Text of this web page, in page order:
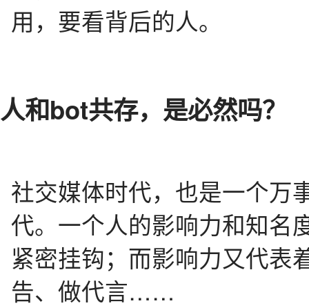
用，要看背后的人。
人和bot共存，是必然吗？
社交媒体时代，也是一个万
代。一个人的影响力和知名
紧密挂钩；而影响力又代表
告、做代言……